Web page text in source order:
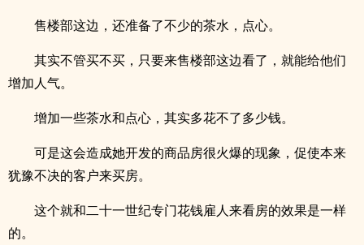
售楼部这边，还准备了不少的茶水，点心。
其实不管买不买，只要来售楼部这边看了，就能给他们
增加人气。
增加一些茶水和点心，其实多花不了多少钱。
可是这会造成她开发的商品房很火爆的现象，促使本来
犹豫不决的客户来买房。
这个就和二十一世纪专门花钱雇人来看房的效果是一样
的。